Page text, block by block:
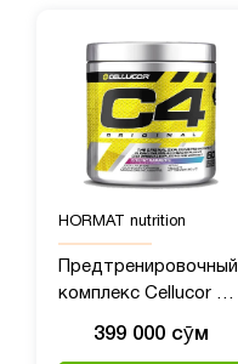
HORMAT nutrition
Предтренировочный
комплекс Cellucor C4
399 000 сӯм